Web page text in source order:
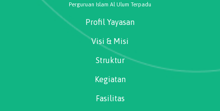
Perguruan Islam Al Ulum Terpadu
Profil Yayasan
Visi & Misi
Struktur
Kegiatan
Fasilitas